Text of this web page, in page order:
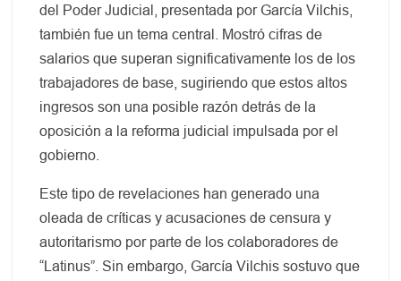
del Poder Judicial, presentada por García Vilchis,
también fue un tema central. Mostró cifras de
salarios que superan significativamente los de los
trabajadores de base, sugiriendo que estos altos
ingresos son una posible razón detrás de la
oposición a la reforma judicial impulsada por el
gobierno.
Este tipo de revelaciones han generado una
oleada de críticas y acusaciones de censura y
autoritarismo por parte de los colaboradores de
“Latinus”. Sin embargo, García Vilchis sostuvo que